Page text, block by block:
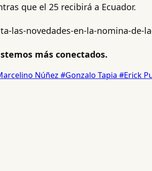
que el 25 recibirá a Ecuador.
novedades-en-la-nomina-de-
más conectados.
Núñez #Gonzalo Tapia #Erick